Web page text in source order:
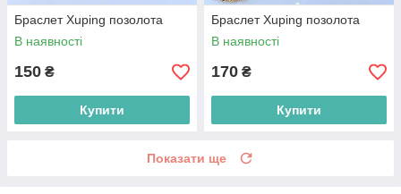
Браслет Xuping позолота
В наявності
150 ₴
Купити
Браслет Xuping позолота
В наявності
170 ₴
Купити
Показати ще